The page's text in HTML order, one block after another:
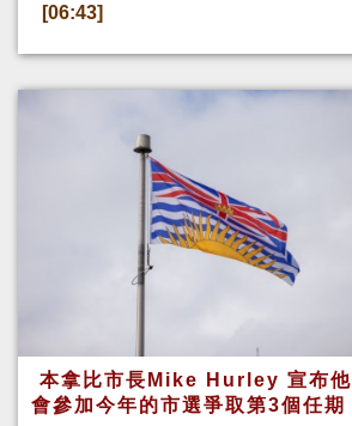
[06:43]
本拿比市長Mike Hurley 宣布他
會參加今年的市選爭取第3個任期